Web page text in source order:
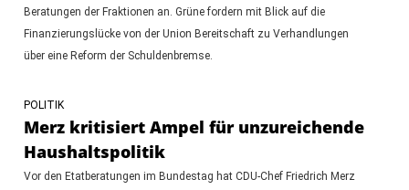
Beratungen der Fraktionen an. Grüne fordern mit Blick auf die
Finanzierungslücke von der Union Bereitschaft zu Verhandlungen
über eine Reform der Schuldenbremse.
POLITIK
Merz kritisiert Ampel für unzureichende
Haushaltspolitik
Vor den Etatberatungen im Bundestag hat CDU-Chef Friedrich Merz